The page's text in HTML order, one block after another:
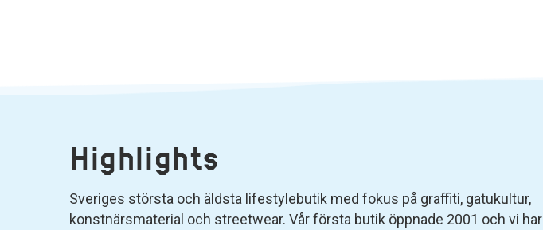
Highlights
Sveriges största och äldsta lifestylebutik med fokus på graffiti, gatukultur,
konstnärsmaterial och streetwear. Vår första butik öppnade 2001 och vi har